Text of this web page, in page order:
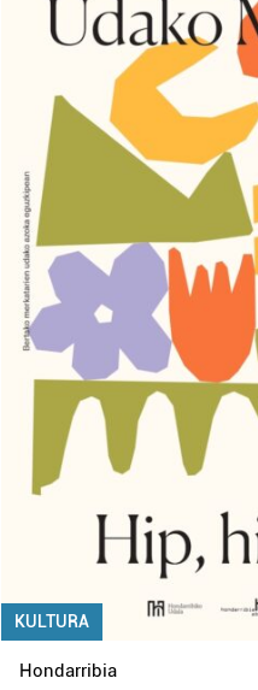
KULTURA
Hondarribia